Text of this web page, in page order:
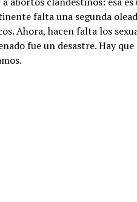
falta una segunda
Ahora, hacen falta los
fue un desastre. Hay